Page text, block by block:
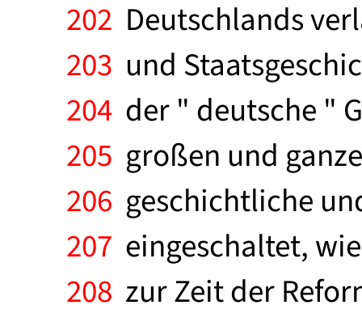
202 Deutschlands
203 und
204 der " deutsche "
205 großen und
206 geschichtliche
207 eingeschaltet,
208 zur Zeit der